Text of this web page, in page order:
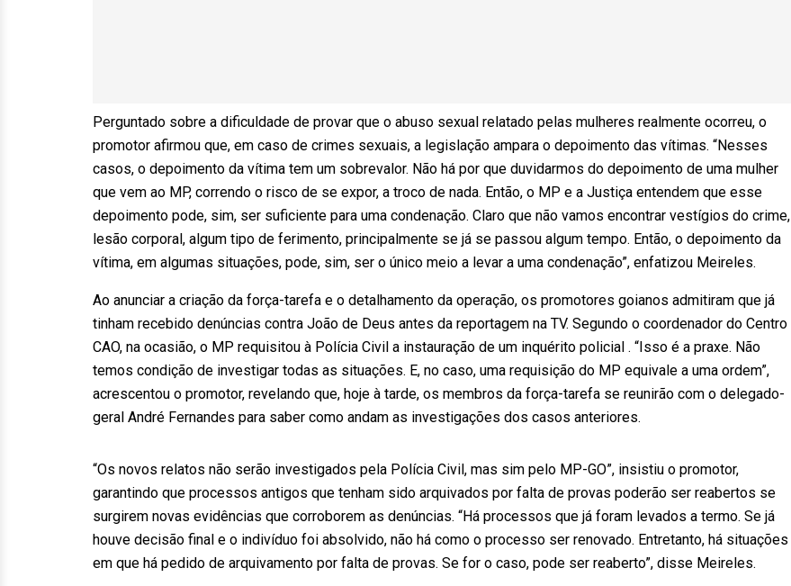
Perguntado sobre a dificuldade de provar que o abuso sexual relatado pelas mulheres realmente ocorreu, o
promotor afirmou que, em caso de crimes sexuais, a legislação ampara o depoimento das vítimas. “Nesses
casos, o depoimento da vítima tem um sobrevalor. Não há por que duvidarmos do depoimento de uma mulher
que vem ao MP, correndo o risco de se expor, a troco de nada. Então, o MP e a Justiça entendem que esse
depoimento pode, sim, ser suficiente para uma condenação. Claro que não vamos encontrar vestígios do crime,
lesão corporal, algum tipo de ferimento, principalmente se já se passou algum tempo. Então, o depoimento da
vítima, em algumas situações, pode, sim, ser o único meio a levar a uma condenação”, enfatizou Meireles.
Ao anunciar a criação da força-tarefa e o detalhamento da operação, os promotores goianos admitiram que já
tinham recebido denúncias contra João de Deus antes da reportagem na TV. Segundo o coordenador do Centro
CAO, na ocasião, o MP requisitou à Polícia Civil a instauração de um inquérito policial . “Isso é a praxe. Não
temos condição de investigar todas as situações. E, no caso, uma requisição do MP equivale a uma ordem”,
acrescentou o promotor, revelando que, hoje à tarde, os membros da força-tarefa se reunirão com o delegado-
geral André Fernandes para saber como andam as investigações dos casos anteriores.
“Os novos relatos não serão investigados pela Polícia Civil, mas sim pelo MP-GO”, insistiu o promotor,
garantindo que processos antigos que tenham sido arquivados por falta de provas poderão ser reabertos se
surgirem novas evidências que corroborem as denúncias. “Há processos que já foram levados a termo. Se já
houve decisão final e o indivíduo foi absolvido, não há como o processo ser renovado. Entretanto, há situações
em que há pedido de arquivamento por falta de provas. Se for o caso, pode ser reaberto”, disse Meireles.